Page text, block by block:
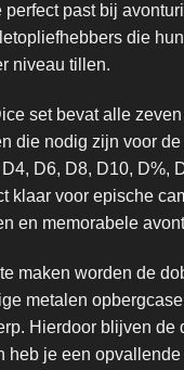
past bij
die
niveau tillen.
set bevat alle
die nodig zijn voor de
D6, D8, D10, D%,
klaar voor epische
en memorabele
maken worden de
metalen
Hierdoor blijven de
heb je een